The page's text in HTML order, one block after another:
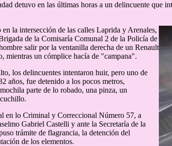
detuvo en las últimas horas a un delincuente que
en la intersección de las calles Laprida y Arenales,
de la Comisaría Comunal 2 de la Policía de
salir por la ventanilla derecha de un Renault
mientras un cómplice hacía de "campana".
los delincuentes intentaron huir, pero uno de
años, fue detenido a los pocos metros,
parte de lo robado, una pinza, un
en lo Criminal y Correccional Número 57, a
Gabriel Castelli y ante la Secretaría de la
trámite de flagrancia, la detención del
de los elementos.